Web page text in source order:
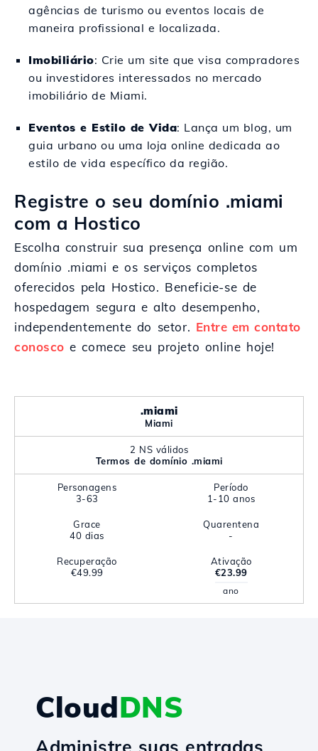
agências de turismo ou eventos locais de
maneira profissional e localizada.
Imobiliário: Crie um site que visa compradores
ou investidores interessados no mercado
imobiliário de Miami.
Eventos e Estilo de Vida: Lança um blog, um
guia urbano ou uma loja online dedicada ao
estilo de vida específico da região.
Registre o seu domínio .miami
com a Hostico
Escolha construir sua presença online com um
domínio .miami e os serviços completos
oferecidos pela Hostico. Beneficie-se de
hospedagem segura e alto desempenho,
independentemente do setor. Entre em contato
conosco e comece seu projeto online hoje!
.miami
Miami
2 NS válidos
Termos de domínio .miami
Personagens
3-63
Período
1-10 anos
Grace
40 dias
Quarentena
-
Recuperação
€49.99
Ativação
€23.99
ano
CloudDNS
Administre suas entradas